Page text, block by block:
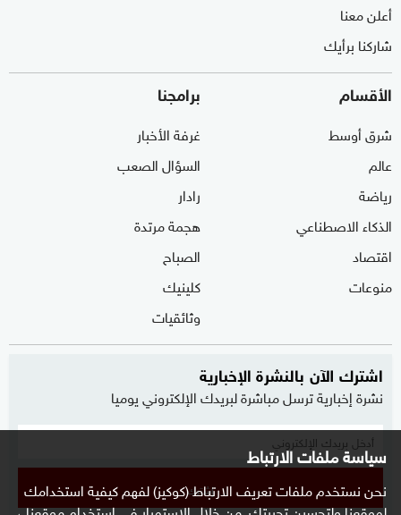
سياسة ملفات الارتباط
نحن نستخدم ملفات تعريف الارتباط (كوكيز) لفهم كيفية استخدامك
أعلن معنا
شاركنا برأيك
الأقسام
شرق أوسط
عالم
رياضة
الذكاء الاصطناعي
اقتصاد
منوعات
برامجنا
غرفة الأخبار
السؤال الصعب
رادار
هجمة مرتدة
الصباح
كلينيك
وثائقيات
اشترك الآن بالنشرة الإخبارية
نشرة إخبارية ترسل مباشرة لبريدك الإلكتروني يوميا
إشترك